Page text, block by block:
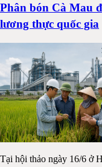
Phân bón Cà Mau
lương thực quốc gia
Tại hội thảo ngày 16/6 ở